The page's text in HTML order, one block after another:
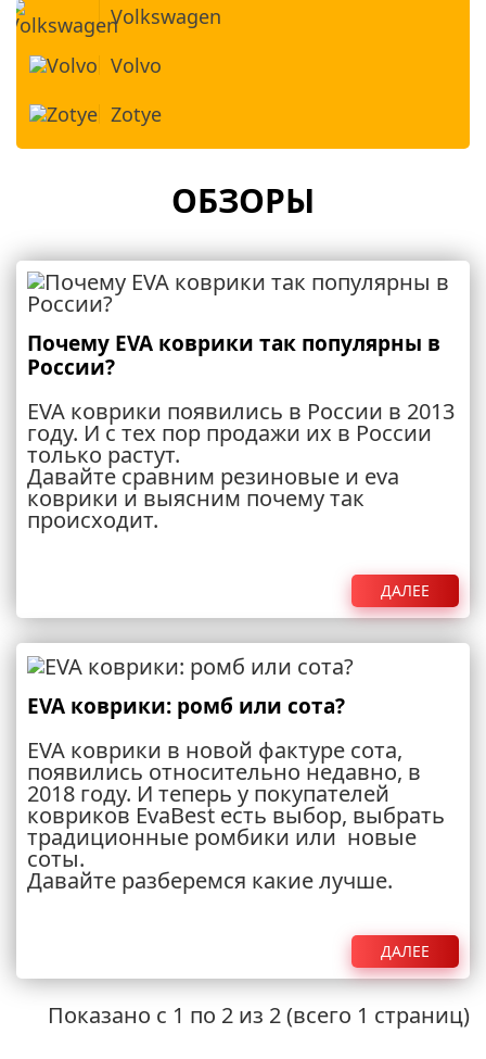
Volkswagen
Volvo
Zotye
ОБЗОРЫ
Почему EVA коврики так популярны в
России?
EVA коврики появились в России в 2013
году. И с тех пор продажи их в России
только растут.
Давайте сравним резиновые и eva
коврики и выясним почему так
происходит.
ДАЛЕЕ
EVA коврики: ромб или сота?
EVA коврики в новой фактуре сота,
появились относительно недавно, в
2018 году. И теперь у покупателей
ковриков EvaBest есть выбор, выбрать
традиционные ромбики или новые
соты.
Давайте разберемся какие лучше.
ДАЛЕЕ
Показано с 1 по 2 из 2 (всего 1 страниц)